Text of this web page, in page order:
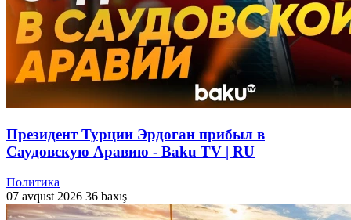
Президент Турции Эрдоган прибыл в
Саудовскую Аравию - Baku TV | RU
Политика
07 avqust 2026 36 baxış